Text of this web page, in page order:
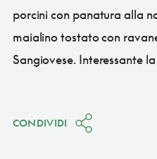
porcini con panatura alla
maialino tostato con
Sangiovese. Interessante
CONDIVIDI